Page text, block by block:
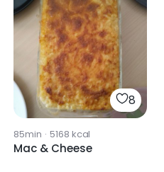
8
85min · 5168 kcal
Mac & Cheese